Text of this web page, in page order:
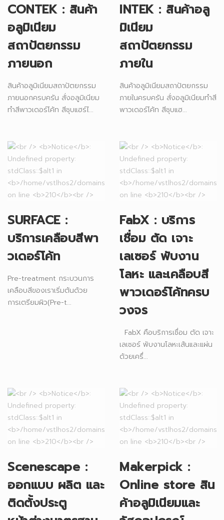
CONTEK : สินค้า
อลูมิเนียม
สถาปัตยกรรม
ภายนอก
สินค้าอลูมิเนียมสถาปัตยกรรม
ภายนอกครบครัน สั่งอลูมิเนียม
ทำสีพาวเดอร์โค้ท สีชุบแฮร์ไ...
INTEK : สินค้าอลู
มิเนียม
สถาปัตยกรรม
ภายใน
สินค้าอลูมิเนียมสถาปัตยกรรม
ภายในครบครัน สั่งอลูมิเนียมทำสี
พาวเดอร์โค้ท สีชุบแฮ...
SURFACE :
บริการเคลือบสีพา
วเดอร์โค้ท
Pre-treatment กระบวนการ
เคลือบสีของเราเริ่มต้นด้วย
การเตรียมผิว(Pre-t...
FabX : บริการ
เชื่อม ตัด เจาะ
เลเซอร์ พับงาน
โลหะ และเคลือบสี
พาวเดอร์โค้ทครบ
วงจร
FabX คือบริการเชื่อม ตัด เจาะ
เลเซอร์ พับงานโลหะเส้นและแผ่น
ด้วยเครื่...
Scenescape :
ออกแบบ ผลิต และ
ติดตั้งประตู
Makerpick :
Online store สิน
ค้าอลูมิเนียมและ